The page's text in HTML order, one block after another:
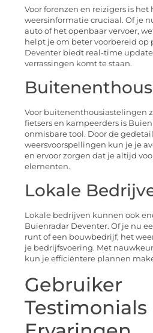
Voor forenzen en reizigers is
weersinformatie cruciaal. Of je
auto of het openbaar vervoer,
helpt je om beter voorbereid op
Deventer biedt real-time
verrassingen komt te staan.
Voor buitenenthousiastelingen
fietsers en kampeerders is
onmisbare tool. Door de
weersvoorspellingen kun je je
en ervoor zorgen dat je altijd
elementen.
Lokale
Lokale bedrijven kunnen ook
Buienradar Deventer. Of je nu
runt of een bouwbedrijf, het
je bedrijfsvoering. Met
kun je efficiëntere plannen
Gebruiker
Testimonials